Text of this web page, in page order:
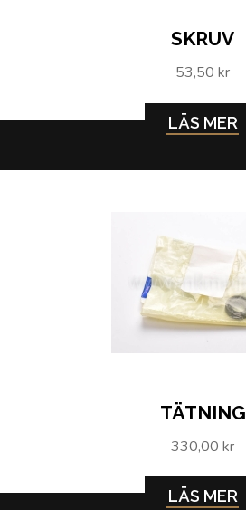
SKRUV
53,50 kr
LÄS MER
TÄTNING
330,00 kr
LÄS MER